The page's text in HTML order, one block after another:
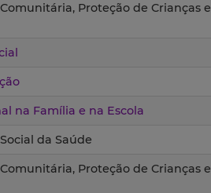
Proteção de Crianças e
na Família e na Escola
da Saúde
Proteção de Crianças e